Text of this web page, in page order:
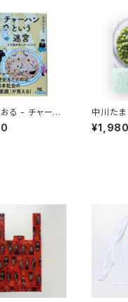
る - チャーハ
迷宮 なぜ国民
たのか
中川た
今を彩る
¥1,980